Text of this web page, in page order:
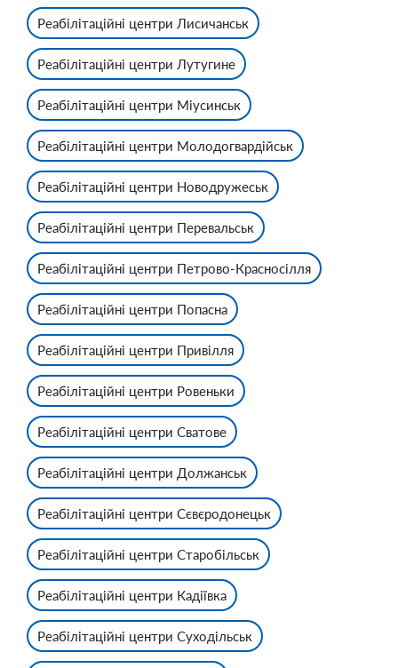
Реабілітаційні центри Лисичанськ
Реабілітаційні центри Лутугине
Реабілітаційні центри Міусинськ
Реабілітаційні центри Молодогвардійськ
Реабілітаційні центри Новодружеськ
Реабілітаційні центри Перевальськ
Реабілітаційні центри Петрово-Красносілля
Реабілітаційні центри Попасна
Реабілітаційні центри Привілля
Реабілітаційні центри Ровеньки
Реабілітаційні центри Сватове
Реабілітаційні центри Должанськ
Реабілітаційні центри Сєвєродонецьк
Реабілітаційні центри Старобільськ
Реабілітаційні центри Кадіївка
Реабілітаційні центри Суходільськ